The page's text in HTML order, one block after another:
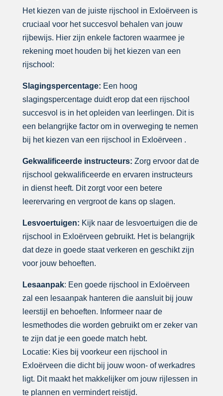
Het kiezen van de juiste rijschool in Exloërveen is
cruciaal voor het succesvol behalen van jouw
rijbewijs. Hier zijn enkele factoren waarmee je
rekening moet houden bij het kiezen van een
rijschool:
Slagingspercentage: Een hoog
slagingspercentage duidt erop dat een rijschool
succesvol is in het opleiden van leerlingen. Dit is
een belangrijke factor om in overweging te nemen
bij het kiezen van een rijschool in Exloërveen .
Gekwalificeerde instructeurs: Zorg ervoor dat de
rijschool gekwalificeerde en ervaren instructeurs
in dienst heeft. Dit zorgt voor een betere
leerervaring en vergroot de kans op slagen.
Lesvoertuigen: Kijk naar de lesvoertuigen die de
rijschool in Exloërveen gebruikt. Het is belangrijk
dat deze in goede staat verkeren en geschikt zijn
voor jouw behoeften.
Lesaanpak: Een goede rijschool in Exloërveen
zal een lesaanpak hanteren die aansluit bij jouw
leerstijl en behoeften. Informeer naar de
lesmethodes die worden gebruikt om er zeker van
te zijn dat je een goede match hebt.
Locatie: Kies bij voorkeur een rijschool in
Exloërveen die dicht bij jouw woon- of werkadres
ligt. Dit maakt het makkelijker om jouw rijlessen in
te plannen en vermindert reistijd.